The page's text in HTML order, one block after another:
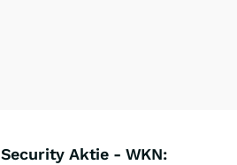
Aktie - WKN: